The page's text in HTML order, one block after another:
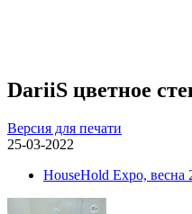
DariiS цветное
Версия для печати
25-03-2022
HouseHold Expo, весна